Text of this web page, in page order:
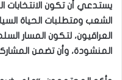
يستدعي أن تكون الانتخابات
الشعب ومتطلبات الحياة
العراقيون، لتكون المسار
المنشودة، وأن تضمن